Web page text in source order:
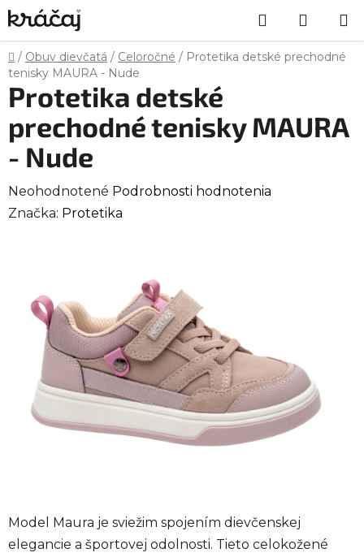
Prejsť
na
obsah
Hľadať
KOŠÍK
Domov
/ Obuv dievčatá / Celoročné / Protetika detské prechodné
tenisky MAURA - Nude
Model Maura je sviežim spojením dievčenskej
elegancie a športovej odolnosti. Tieto celokožené
Protetika detské
prechodné tenisky MAURA
- Nude
Priemerné
hodnotenie
hviezdičiek.
Neohodnotené Podrobnosti hodnotenia
Značka: Protetika